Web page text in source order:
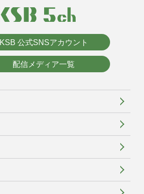
KSB 公式SNSアカウント
配信メディア一覧